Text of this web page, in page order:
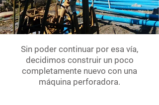
Sin poder continuar por esa vía,
decidimos construir un poco
completamente nuevo con una
máquina perforadora.